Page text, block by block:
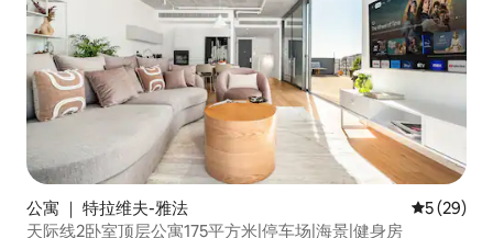
公寓 ｜ 特拉维夫-雅法 平均评分
5 (29)
天际线2卧室顶层公寓175平方米|停车场|海景|健身房